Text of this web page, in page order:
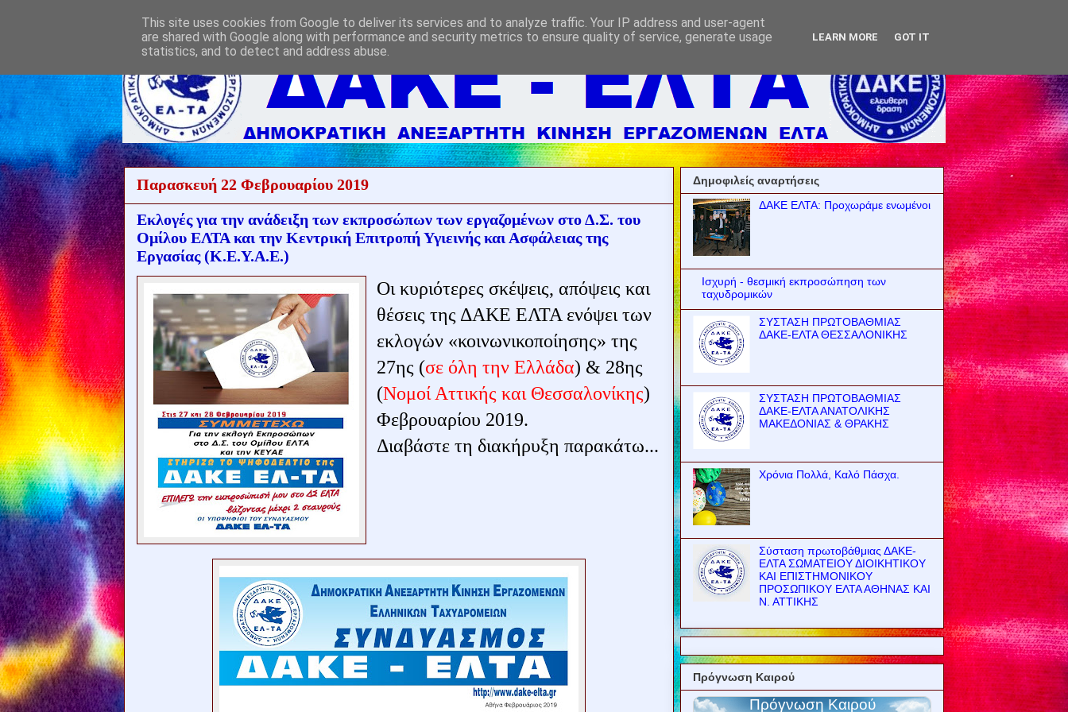
Παρασκευή 22 Φεβρουαρίου 2019
Εκλογές για την ανάδειξη των εκπροσώπων των εργαζομένων στο Δ.Σ. του
Ομίλου ΕΛΤΑ και την Κεντρική Επιτροπή Υγιεινής και Ασφάλειας της
Εργασίας (Κ.Ε.Υ.Α.Ε.)
Οι κυριότερες σκέψεις, απόψεις και
θέσεις της ΔΑΚΕ ΕΛΤΑ ενόψει των
εκλογών «κοινωνικοποίησης» της
27ης (σε όλη την Ελλάδα) & 28ης
(Νομοί Αττικής και Θεσσαλονίκης)
Φεβρουαρίου 2019.
Διαβάστε τη διακήρυξη παρακάτω...
Δημοφιλείς αναρτήσεις
ΔΑΚΕ ΕΛΤΑ: Προχωράμε ενωμένοι
Ισχυρή - θεσμική εκπροσώπηση των
ταχυδρομικών
ΣΥΣΤΑΣΗ ΠΡΩΤΟΒΑΘΜΙΑΣ
ΔΑΚΕ-ΕΛΤΑ ΘΕΣΣΑΛΟΝΙΚΗΣ
ΣΥΣΤΑΣΗ ΠΡΩΤΟΒΑΘΜΙΑΣ
ΔΑΚΕ-ΕΛΤΑ ΑΝΑΤΟΛΙΚΗΣ
ΜΑΚΕΔΟΝΙΑΣ & ΘΡΑΚΗΣ
Χρόνια Πολλά, Καλό Πάσχα.
Σύσταση πρωτοβάθμιας ΔΑΚΕ-
ΕΛΤΑ ΣΩΜΑΤΕΙΟΥ ΔΙΟΙΚΗΤΙΚΟΥ
ΚΑΙ ΕΠΙΣΤΗΜΟΝΙΚΟΥ
ΠΡΟΣΩΠΙΚΟΥ ΕΛΤΑ ΑΘΗΝΑΣ ΚΑΙ
Ν. ΑΤΤΙΚΗΣ
Πρόγνωση Καιρού
This site uses cookies from Google to deliver its services and to analyze traffic. Your IP address and user-agent
are shared with Google along with performance and security metrics to ensure quality of service, generate usage
statistics, and to detect and address abuse.
LEARN MORE GOT IT